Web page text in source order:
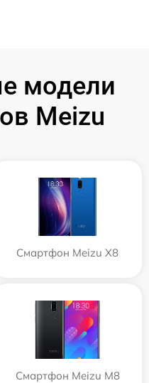
модели
Meizu
Смартфон Meizu X8
Смартфон Meizu M8